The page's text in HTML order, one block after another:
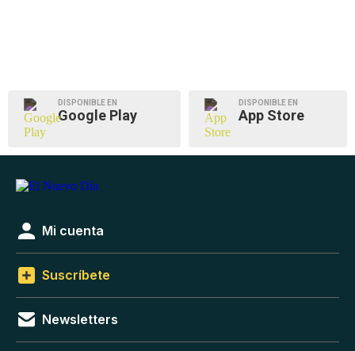
DISPONIBLE EN
Google Play
DISPONIBLE EN
App Store
Mi cuenta
Suscríbete
Newsletters